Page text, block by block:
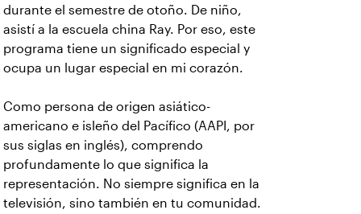
durante el semestre de otoño. De niño,
asistí a la escuela china Ray. Por eso, este
programa tiene un significado especial y
ocupa un lugar especial en mi corazón.
Como persona de origen asiático-
americano e isleño del Pacífico (AAPI, por
sus siglas en inglés), comprendo
profundamente lo que significa la
representación. No siempre significa en la
televisión, sino también en tu comunidad.